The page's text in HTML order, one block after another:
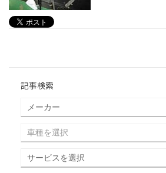
記事検索